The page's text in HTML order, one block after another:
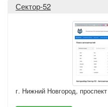
Сектор-52
г. Нижний Новгород,